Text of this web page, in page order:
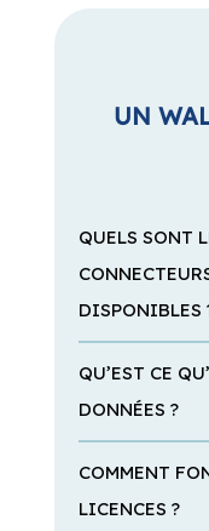
QUELS SONT
QU’EST CE
DONNÉES ?
COMMENT
LICENCES ?
QUELLE EST
ENTRE UN
PERMANENT